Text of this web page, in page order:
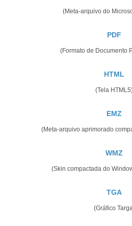
(Meta-arquivo do
PDF
(Formato de Documento
HTML
(Tela
EMZ
(Meta-arquivo aprimorado
WMZ
(Skin compactada do
TGA
(Gráfico